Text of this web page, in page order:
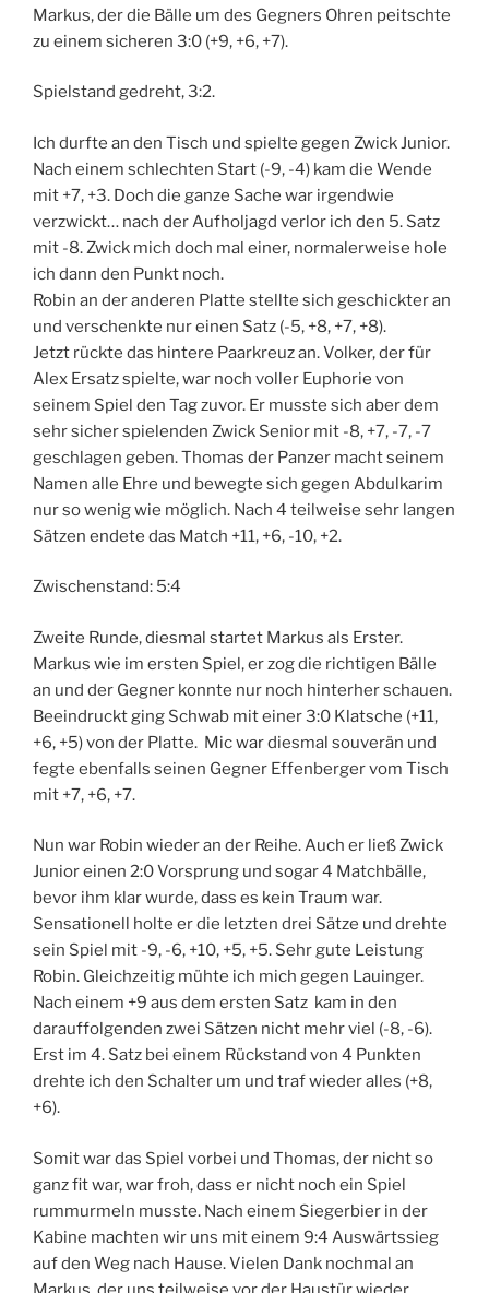
Markus, der die Bälle um des Gegners Ohren peitschte
zu einem sicheren 3:0 (+9, +6, +7).
Spielstand gedreht, 3:2.
Ich durfte an den Tisch und spielte gegen Zwick Junior.
Nach einem schlechten Start (-9, -4) kam die Wende
mit +7, +3. Doch die ganze Sache war irgendwie
verzwickt… nach der Aufholjagd verlor ich den 5. Satz
mit -8. Zwick mich doch mal einer, normalerweise hole
ich dann den Punkt noch.
Robin an der anderen Platte stellte sich geschickter an
und verschenkte nur einen Satz (-5, +8, +7, +8).
Jetzt rückte das hintere Paarkreuz an. Volker, der für
Alex Ersatz spielte, war noch voller Euphorie von
seinem Spiel den Tag zuvor. Er musste sich aber dem
sehr sicher spielenden Zwick Senior mit -8, +7, -7, -7
geschlagen geben. Thomas der Panzer macht seinem
Namen alle Ehre und bewegte sich gegen Abdulkarim
nur so wenig wie möglich. Nach 4 teilweise sehr langen
Sätzen endete das Match +11, +6, -10, +2.
Zwischenstand: 5:4
Zweite Runde, diesmal startet Markus als Erster.
Markus wie im ersten Spiel, er zog die richtigen Bälle
an und der Gegner konnte nur noch hinterher schauen.
Beeindruckt ging Schwab mit einer 3:0 Klatsche (+11,
+6, +5) von der Platte. Mic war diesmal souverän und
fegte ebenfalls seinen Gegner Effenberger vom Tisch
mit +7, +6, +7.
Nun war Robin wieder an der Reihe. Auch er ließ Zwick
Junior einen 2:0 Vorsprung und sogar 4 Matchbälle,
bevor ihm klar wurde, dass es kein Traum war.
Sensationell holte er die letzten drei Sätze und drehte
sein Spiel mit -9, -6, +10, +5, +5. Sehr gute Leistung
Robin. Gleichzeitig mühte ich mich gegen Lauinger.
Nach einem +9 aus dem ersten Satz kam in den
darauffolgenden zwei Sätzen nicht mehr viel (-8, -6).
Erst im 4. Satz bei einem Rückstand von 4 Punkten
drehte ich den Schalter um und traf wieder alles (+8,
+6).
Somit war das Spiel vorbei und Thomas, der nicht so
ganz fit war, war froh, dass er nicht noch ein Spiel
rummurmeln musste. Nach einem Siegerbier in der
Kabine machten wir uns mit einem 9:4 Auswärtssieg
auf den Weg nach Hause. Vielen Dank nochmal an